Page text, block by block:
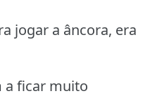
jogar a âncora, era
a ficar muito